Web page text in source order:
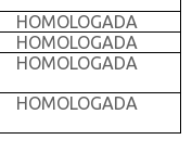
HOMOLOGADA
HOMOLOGADA
HOMOLOGADA
HOMOLOGADA